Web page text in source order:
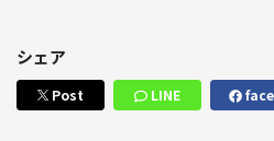
シェア
Post LINE